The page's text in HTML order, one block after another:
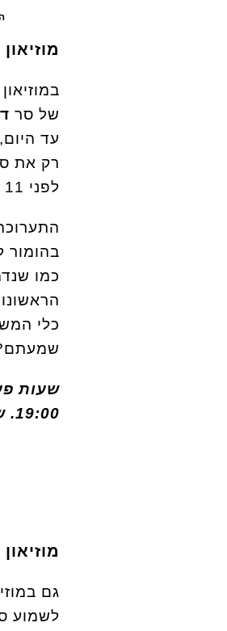
של סר
עד
רק את
לפני 11 שנים.
בהומור
כמו
כלי
שעות
19:00.
גם
לשמוע